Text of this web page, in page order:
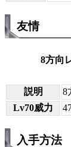
友情
8方向
説明
8
Lv70威力
入手方法